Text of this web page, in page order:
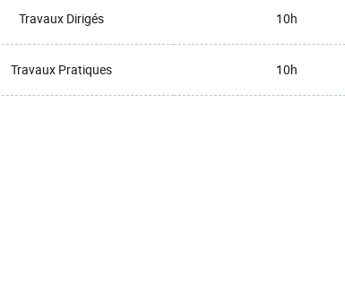
Travaux Dirigés 10h
Travaux Pratiques 10h